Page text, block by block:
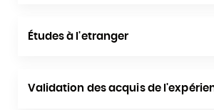
Études à l'etranger
Validation des acquis de